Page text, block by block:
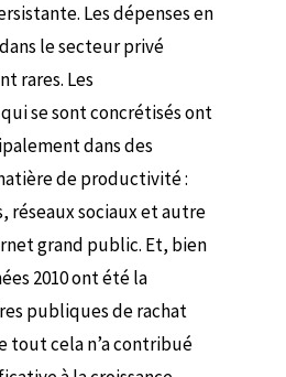
Les dépenses en
le secteur privé
rares. Les
se sont concrétisés ont
dans des
de productivité :
réseaux sociaux et autre
grand public. Et, bien
2010 ont été la
publiques de rachat
tout cela n’a contribué